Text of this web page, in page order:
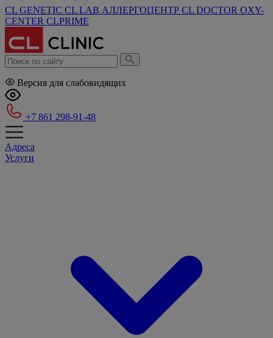
CL GENETIC CL LAB АЛЛЕРГОЦЕНТР CL DOCTOR OXY-
CENTER CLPRIME
Версия для слабовидящих
+7 861 298-91-48
Адреса
Услуги